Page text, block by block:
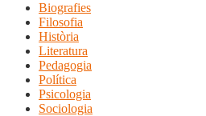
Biografies
Filosofia
Història
Literatura
Pedagogia
Política
Psicologia
Sociologia